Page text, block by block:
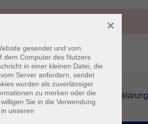
Barrierefreiheitserklärung
gesendet und vom
dem Computer des Nutzers
in einer kleinen Datei, die
Server anfordern, sendet
wurden als zuverlässiger
zu merken oder die
Sie in die Verwendung
unseren
×